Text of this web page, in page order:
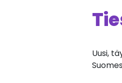
Uusi,